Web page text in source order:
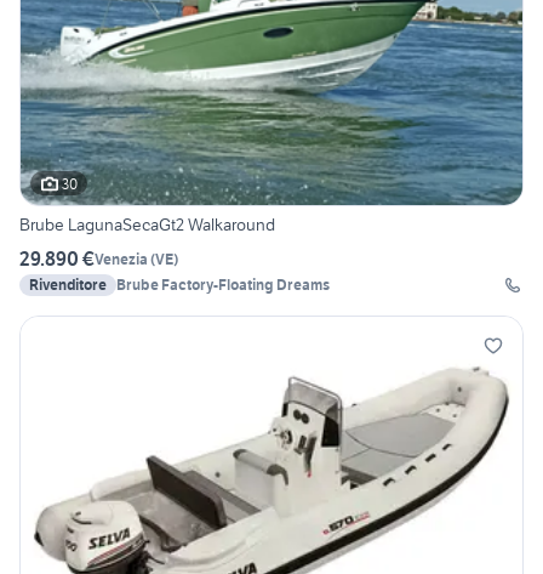
30
Brube LagunaSecaGt2 Walkaround
29.890 €Venezia (VE)
Rivenditore Brube Factory-Floating Dreams